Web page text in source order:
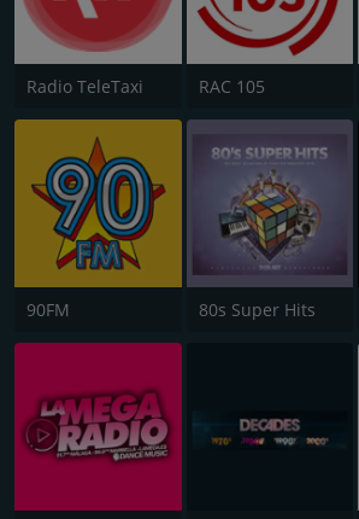
Radio TeleTaxi RAC 105
90FM 80s Super Hits